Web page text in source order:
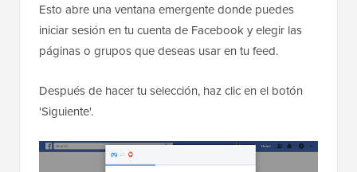
Esto abre una ventana emergente donde puedes
iniciar sesión en tu cuenta de Facebook y elegir las
páginas o grupos que deseas usar en tu feed.
Después de hacer tu selección, haz clic en el botón
'Siguiente'.